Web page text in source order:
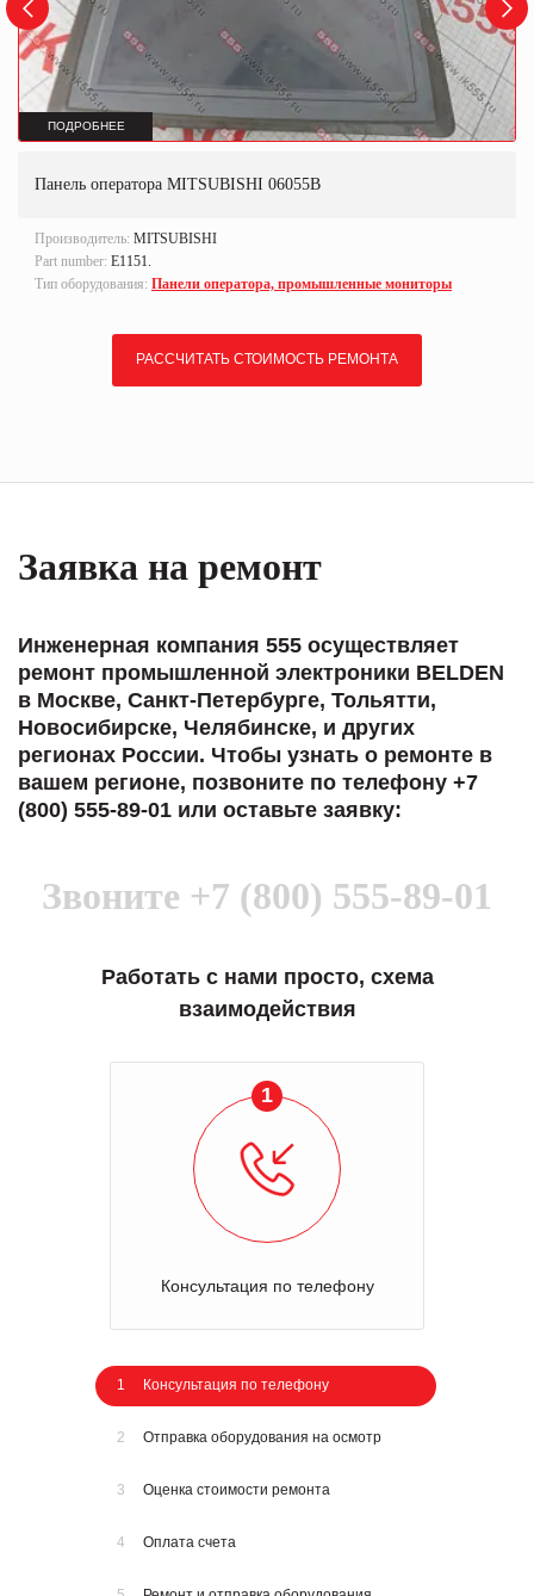
ПОДРОБНЕЕ
Панель оператора MITSUBISHI 06055B
Производитель: MITSUBISHI
Part number: E1151.
Тип оборудования: Панели оператора, промышленные мониторы
РАССЧИТАТЬ СТОИМОСТЬ РЕМОНТА
Заявка на ремонт
Инженерная компания 555 осуществляет
ремонт промышленной электроники BELDEN
в Москве, Санкт-Петербурге, Тольятти,
Новосибирске, Челябинске, и других
регионах России. Чтобы узнать о ремонте в
вашем регионе, позвоните по телефону +7
(800) 555-89-01 или оставьте заявку:
Звоните +7 (800) 555-89-01
Работать с нами просто, схема
взаимодействия
1
Консультация по телефону
1 Консультация по телефону
2 Отправка оборудования на осмотр
3 Оценка стоимости ремонта
4 Оплата счета